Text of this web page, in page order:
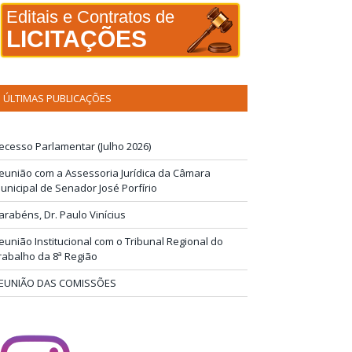
Editais e Contratos de
LICITAÇÕES
ÚLTIMAS PUBLICAÇÕES
Parlamentar (Julho 2026)
com a Assessoria Jurídica da Câmara
de Senador José Porfírio
Dr. Paulo Vinícius
Institucional com o Tribunal Regional do
da 8ª Região
DAS COMISSÕES